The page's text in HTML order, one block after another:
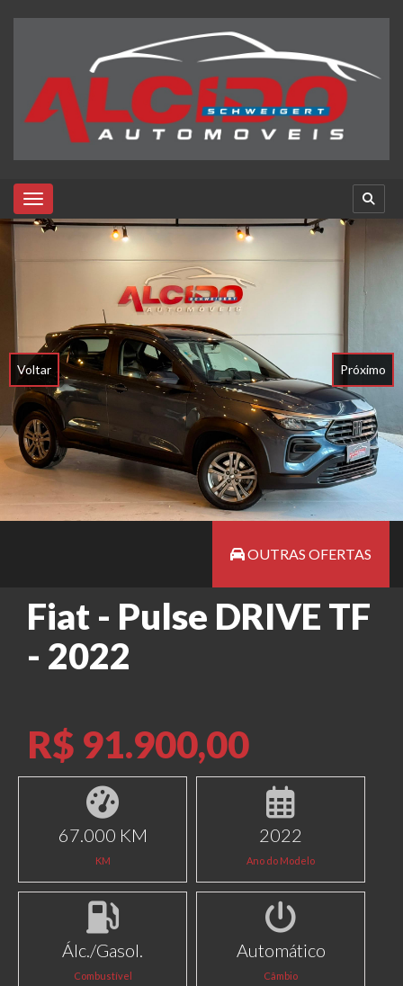
Toggle navigation
Voltar Próximo
OUTRAS OFERTAS
Fiat - Pulse DRIVE TF
- 2022
R$ 91.900,00
67.000 KM
KM
2022
Ano do Modelo
Álc./Gasol.
Combustível
Automático
Câmbio